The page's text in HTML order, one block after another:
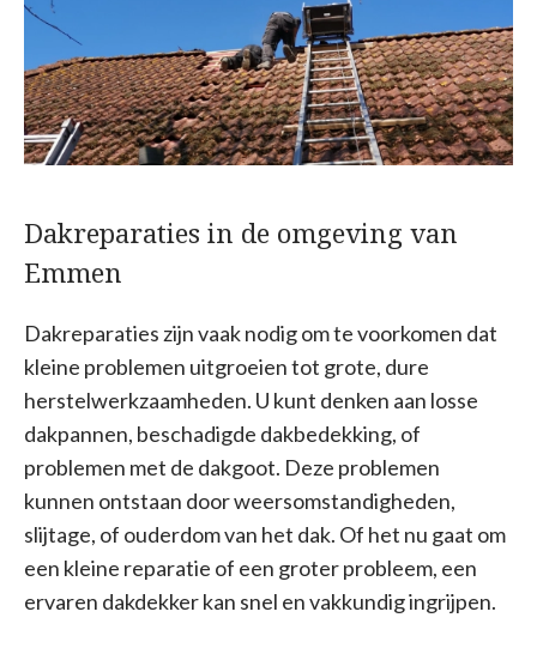
Dakreparaties in de omgeving van
Emmen
Dakreparaties zijn vaak nodig om te voorkomen dat
kleine problemen uitgroeien tot grote, dure
herstelwerkzaamheden. U kunt denken aan losse
dakpannen, beschadigde dakbedekking, of
problemen met de dakgoot. Deze problemen
kunnen ontstaan door weersomstandigheden,
slijtage, of ouderdom van het dak. Of het nu gaat om
een kleine reparatie of een groter probleem, een
ervaren dakdekker kan snel en vakkundig ingrijpen.